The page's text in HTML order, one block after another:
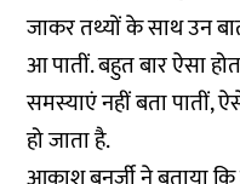
जाकर तथ्यों के साथ उन
आ पातीं. बहुत बार ऐसा
समस्याएं नहीं बता पातीं,
हो जाता है.